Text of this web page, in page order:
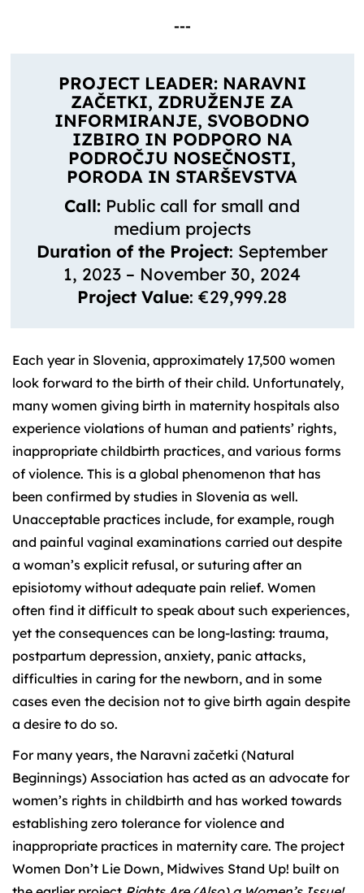
---
PROJECT LEADER: NARAVNI
ZAČETKI, ZDRUŽENJE ZA
INFORMIRANJE, SVOBODNO
IZBIRO IN PODPORO NA
PODROČJU NOSEČNOSTI,
PORODA IN STARŠEVSTVA
Call: Public call for small and
medium projects
Duration of the Project: September
1, 2023 – November 30, 2024
Project Value: €29,999.28
Each year in Slovenia, approximately 17,500 women
look forward to the birth of their child. Unfortunately,
many women giving birth in maternity hospitals also
experience violations of human and patients’ rights,
inappropriate childbirth practices, and various forms
of violence. This is a global phenomenon that has
been confirmed by studies in Slovenia as well.
Unacceptable practices include, for example, rough
and painful vaginal examinations carried out despite
a woman’s explicit refusal, or suturing after an
episiotomy without adequate pain relief. Women
often find it difficult to speak about such experiences,
yet the consequences can be long-lasting: trauma,
postpartum depression, anxiety, panic attacks,
difficulties in caring for the newborn, and in some
cases even the decision not to give birth again despite
a desire to do so.
For many years, the Naravni začetki (Natural
Beginnings) Association has acted as an advocate for
women’s rights in childbirth and has worked towards
establishing zero tolerance for violence and
inappropriate practices in maternity care. The project
Women Don’t Lie Down, Midwives Stand Up! built on